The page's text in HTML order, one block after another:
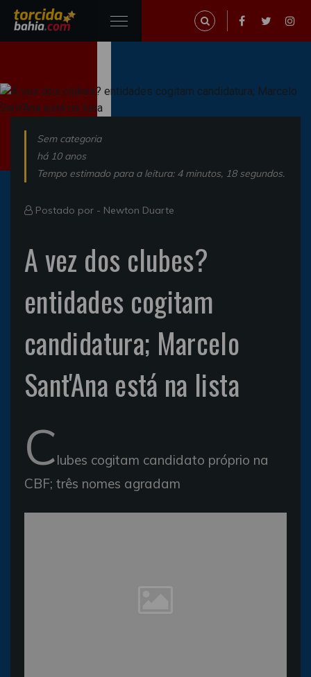
Sem categoria
há 10 anos
Tempo estimado para a leitura: 4 minutos, 18 segundos.
Postado por - Newton Duarte
A vez dos clubes?
entidades cogitam
candidatura; Marcelo
Sant'Ana está na lista
Clubes cogitam candidato próprio na
CBF; três nomes agradam